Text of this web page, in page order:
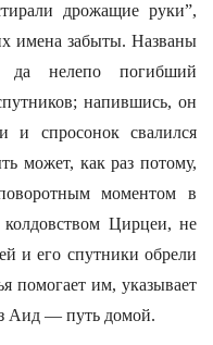
дрожащие руки”,
имена забыты. Названы
нелепо погибший
напившись, он
спросонок свалился
может, как раз потому,
моментом в
Цирцеи, не
и его спутники обрели
помогает им, указывает
Аид — путь домой.